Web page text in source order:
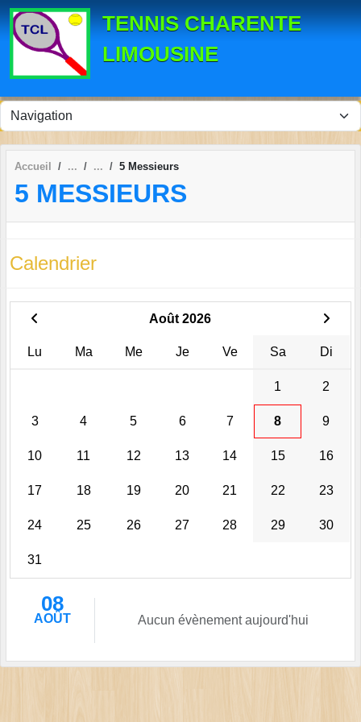
TENNIS CHARENTE
LIMOUSINE
Accueil 5 Messieurs
5 MESSIEURS
Calendrier
Août 2026
Lu Ma Me Je Ve Sa Di
1 2
3 4 5 6 7 8 9
10 11 12 13 14 15 16
17 18 19 20 21 22 23
24 25 26 27 28 29 30
31
08
AOÛT Aucun évènement aujourd'hui
Panneau de gestion des cookies